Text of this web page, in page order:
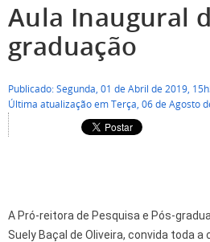
Aula Inaugural
graduação
Publicado: Segunda, 01 de Abril de 2019,
Última atualização em Terça, 06 de Agosto
A Pró-reitora de Pesquisa e Pós-
Suely Baçal de Oliveira, convida toda